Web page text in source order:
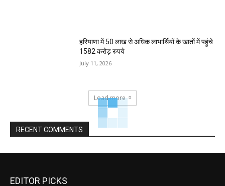
हरियाणा में 50 लाख से अधिक लाभार्थियों के खातों में पहुंचे
1582 करोड़ रुपये
July 11, 2026
Load more
RECENT COMMENTS
EDITOR PICKS